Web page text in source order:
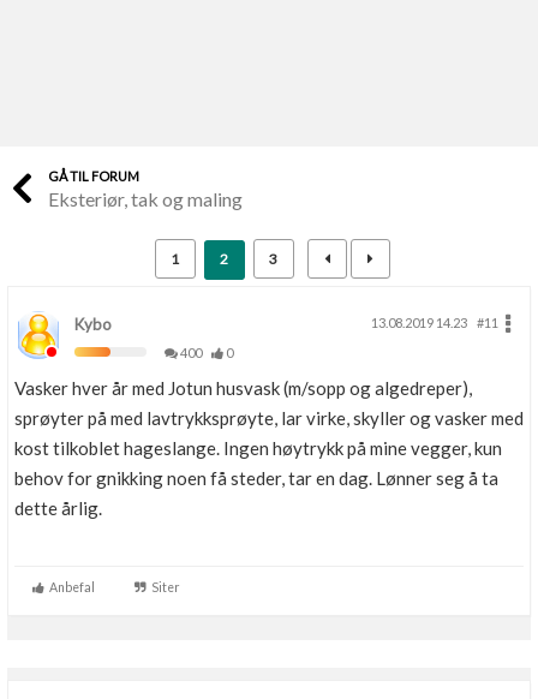
Finn håndverkere
Skaff dokumentasjon som mangler
Kundeservice
Få svar på det du lurer på
Kom i gang med Boligmappa
Se din bolig? Klikk her
Få mer ut av Boligmappa
GÅ TIL FORUM
Eksteriør, tak og maling
1 2 3
Kybo 13.08.2019 14.23
#11
400
0
Vasker hver år med Jotun husvask (m/sopp og algedreper),
sprøyter på med lavtrykksprøyte, lar virke, skyller og vasker med
kost tilkoblet hageslange. Ingen høytrykk på mine vegger, kun
behov for gnikking noen få steder, tar en dag. Lønner seg å ta
dette årlig.
Anbefal Siter